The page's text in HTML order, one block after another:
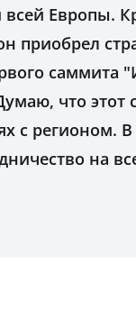
Европы.
приобрел
саммита
что этот
с регионом. В
на